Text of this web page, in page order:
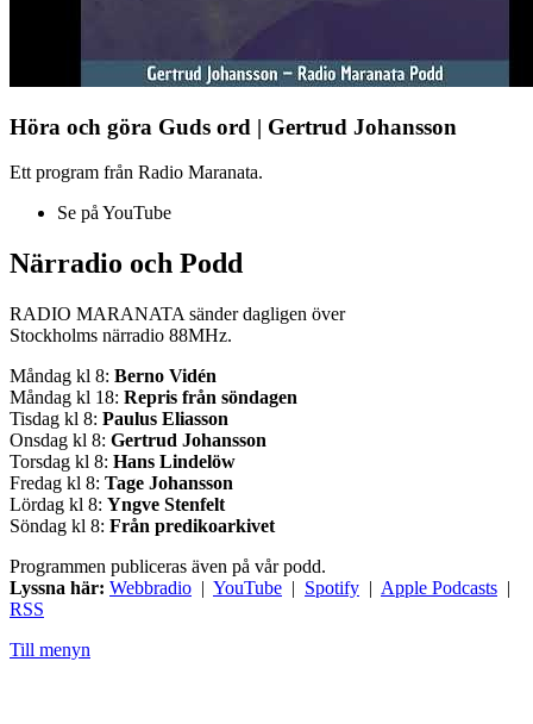
Höra och göra Guds ord | Gertrud Johansson
Ett program från Radio Maranata.
Se på YouTube
Närradio och Podd
RADIO MARANATA sänder dagligen över
Stockholms närradio 88MHz.
Måndag kl 8: Berno Vidén
Måndag kl 18: Repris från söndagen
Tisdag kl 8: Paulus Eliasson
Onsdag kl 8: Gertrud Johansson
Torsdag kl 8: Hans Lindelöw
Fredag kl 8: Tage Johansson
Lördag kl 8: Yngve Stenfelt
Söndag kl 8: Från predikoarkivet
Programmen publiceras även på vår podd.
Lyssna här: Webbradio | YouTube | Spotify | Apple Podcasts |
RSS
Till menyn